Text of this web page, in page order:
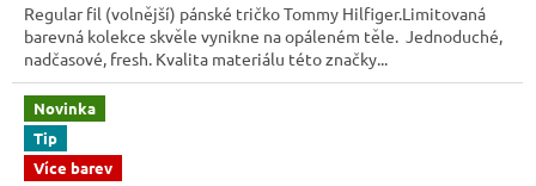
Regular fil (volnější) pánské tričko Tommy Hilfiger.Limitovaná
barevná kolekce skvěle vynikne na opáleném těle. Jednoduché,
nadčasové, fresh. Kvalita materiálu této značky...
Novinka
Tip
Více barev